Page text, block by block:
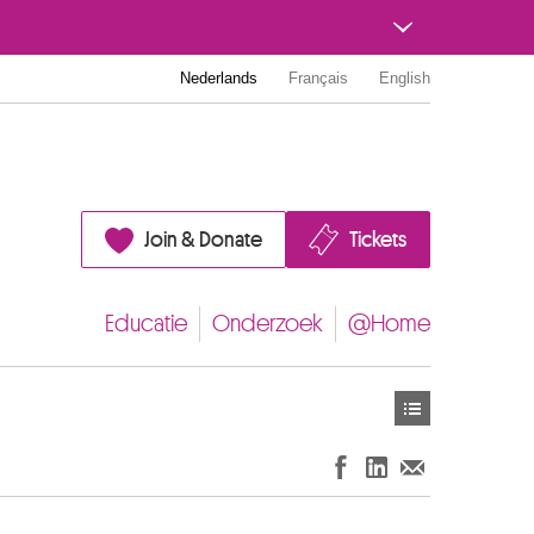
Nederlands Français English
Join & Donate Tickets
Educatie Onderzoek @Home